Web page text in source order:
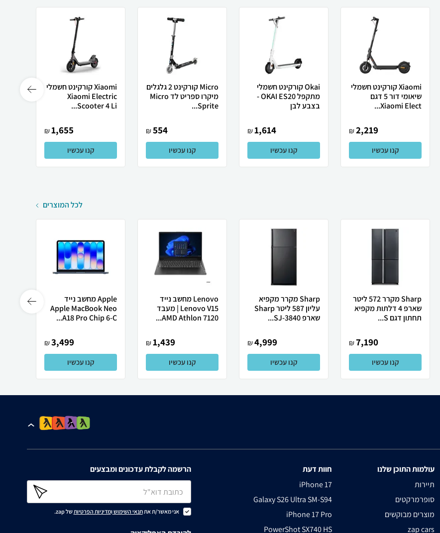
Xiaomi קורקינט חשמלי
שיאומי דור 5 דגם
Xiaomi Elect...
2,219
₪
קנו עכשיו
Okai קורקינט חשמלי
מתקפל OKAI ES20 -
בצבע לבן
1,614
₪
קנו עכשיו
Micro קורקינט 2 גלגלים
מיקרו ספריט לד Micro
Sprite...
554
₪
קנו עכשיו
Xiaomi ‏קורקינט חשמלי
Xiaomi Electric
Scooter 4 Li...
1,655
₪
קנו עכשיו
לכל המוצרים
Sharp מקרר 572 ליטר
שארפ 4 דלתות מקפיא
תחתון דגם S...
7,190
₪
קנו עכשיו
Sharp מקרר מקפיא
עליון 587 ליטר Sharp
שארפ SJ-3840...
4,999
₪
קנו עכשיו
Lenovo מחשב נייד
Lenovo V15 | מעבד
AMD Athlon 7120...
1,439
₪
קנו עכשיו
Apple מחשב נייד
Apple MacBook Neo
A18 Pro Chip 6-C...
3,499
₪
קנו עכשיו
עולמות התוכן שלנו
תיירות
סופרמרקטים
מוצרים מבוקשים
zap cars
חוות דעת
iPhone 17
Galaxy S26 Ultra SM-S94
iPhone 17 Pro
PowerShot SX740 HS
הרשמה לקבלת עדכונים ומבצעים
אני מאשר/ת אתתנאי השימושומדיניות הפרטיותשל zap.